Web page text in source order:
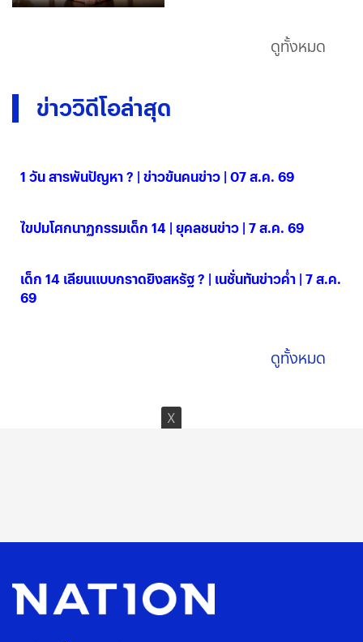
ดูทั้งหมด
ข่าววิดีโอล่าสุด
1 วัน สารพันปัญหา ? | ข่าวข้นคนข่าว | 07 ส.ค. 69
ไขปมโศกนาฏกรรมเด็ก 14 | ยุคลชนข่าว | 7 ส.ค. 69
เด็ก 14 เลียนแบบกราดยิงสหรัฐ ? | เนชั่นทันข่าวค่ำ | 7 ส.ค.
69
ดูทั้งหมด